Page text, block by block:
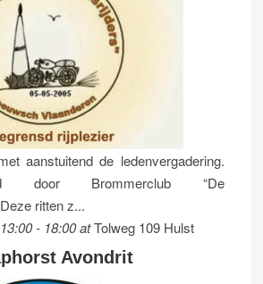
aanstuitend de ledenvergadering.
door Brommerclub “De
ritten z...
- 18:00atTolweg 109 Hulst
Avondrit